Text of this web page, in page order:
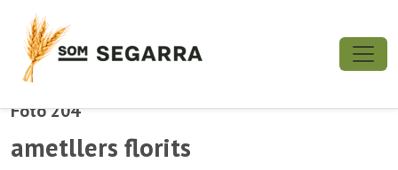
Foto 204
ametllers florits